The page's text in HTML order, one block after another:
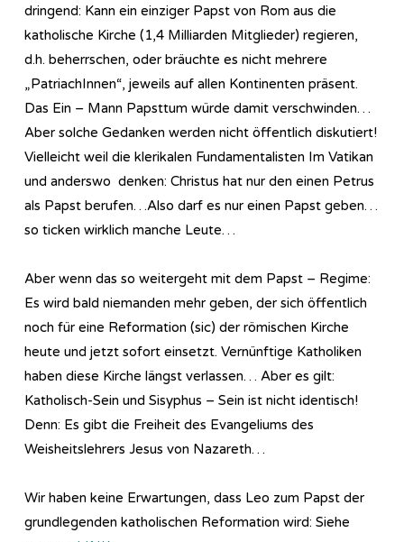
dringend: Kann ein einziger Papst von Rom aus die
katholische Kirche (1,4 Milliarden Mitglieder) regieren,
d.h. beherrschen, oder bräuchte es nicht mehrere
„PatriachInnen“, jeweils auf allen Kontinenten präsent.
Das Ein – Mann Papsttum würde damit verschwinden…
Aber solche Gedanken werden nicht öffentlich diskutiert!
Vielleicht weil die klerikalen Fundamentalisten Im Vatikan
und anderswo denken: Christus hat nur den einen Petrus
als Papst berufen…Also darf es nur einen Papst geben…
so ticken wirklich manche Leute…
Aber wenn das so weitergeht mit dem Papst – Regime:
Es wird bald niemanden mehr geben, der sich öffentlich
noch für eine Reformation (sic) der römischen Kirche
heute und jetzt sofort einsetzt. Vernünftige Katholiken
haben diese Kirche längst verlassen… Aber es gilt:
Katholisch-Sein und Sisyphus – Sein ist nicht identisch!
Denn: Es gibt die Freiheit des Evangeliums des
Weisheitslehrers Jesus von Nazareth…
Wir haben keine Erwartungen, dass Leo zum Papst der
grundlegenden katholischen Reformation wird: Siehe